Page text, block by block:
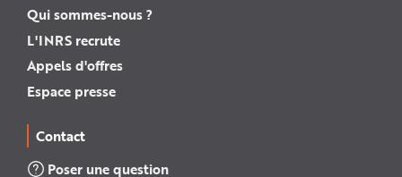
Qui sommes-nous ?
L'INRS recrute
Appels d'offres
Espace presse
Contact
Poser une question